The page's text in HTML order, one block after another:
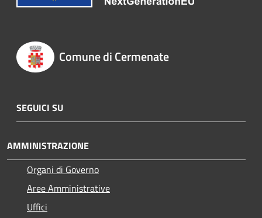
Comune di Cermenate
SEGUICI SU
AMMINISTRAZIONE
Organi di Governo
Aree Amministrative
Uffici